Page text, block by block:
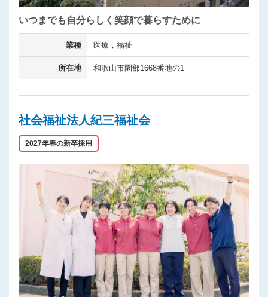
いつまでも自分らしく笑顔で暮らすために
業種 医療，福祉
所在地 和歌山市園部1668番地の1
社会福祉法人紀三福祉会
2027年春の新卒採用